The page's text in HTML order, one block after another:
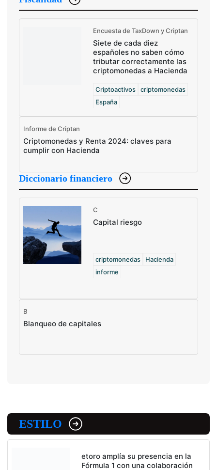
Encuesta de TaxDown y Criptan
Siete de cada diez
españoles no saben cómo
tributar correctamente las
criptomonedas a Hacienda
Criptoactivos
criptomonedas
España
Informe de Criptan
Criptomonedas y Renta 2024: claves para
cumplir con Hacienda
Diccionario financiero
C
Capital riesgo
criptomonedas
Hacienda
informe
B
Blanqueo de capitales
ESTILO
etoro amplía su presencia en la
Fórmula 1 con una colaboración